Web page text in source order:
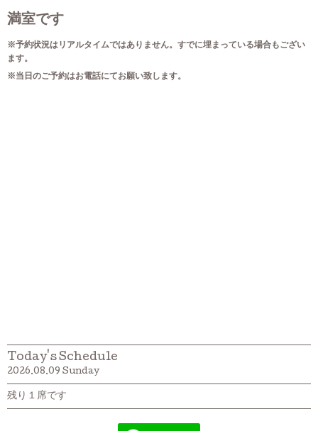
満室です
※予約状況はリアルタイムではありません。すでに埋まっている場合もござい
ます。
※当日のご予約はお電話にてお願い致します。
Today's Schedule
2026.08.09 Sunday
残り１席です